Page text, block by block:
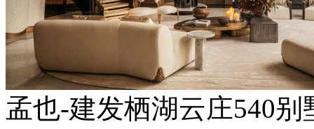
孟也-建发栖湖云庄540别